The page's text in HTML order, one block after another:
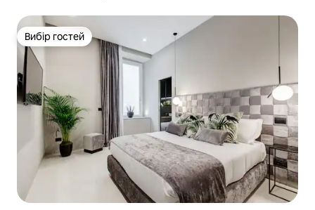
Вибір гостей
Вибір гостей